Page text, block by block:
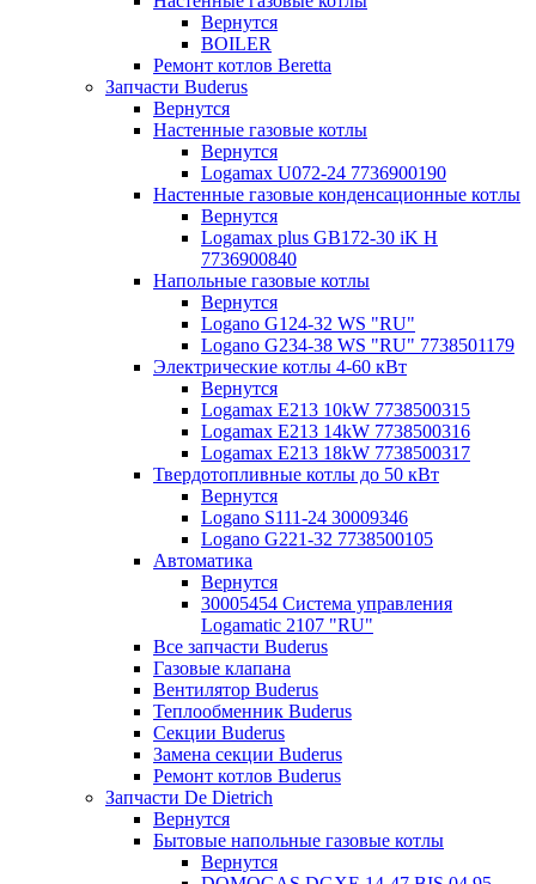
Вернутся
BOILER
Ремонт котлов Beretta
Запчасти Buderus
Вернутся
Настенные газовые котлы
Вернутся
Logamax U072-24 7736900190
Настенные газовые конденсационные котлы
Вернутся
Logamax plus GB172-30 iK H
7736900840
Напольные газовые котлы
Вернутся
Logano G124-32 WS "RU"
Logano G234-38 WS "RU" 7738501179
Электрические котлы 4-60 кВт
Вернутся
Logamax E213 10kW 7738500315
Logamax E213 14kW 7738500316
Logamax E213 18kW 7738500317
Твердотопливные котлы до 50 кВт
Вернутся
Logano S111-24 30009346
Logano G221-32 7738500105
Автоматика
Вернутся
30005454 Система управления
Logamatic 2107 "RU"
Все запчасти Buderus
Газовые клапана
Вентилятор Buderus
Теплообменник Buderus
Секции Buderus
Замена секции Buderus
Ремонт котлов Buderus
Запчасти De Dietrich
Вернутся
Бытовые напольные газовые котлы
Вернутся